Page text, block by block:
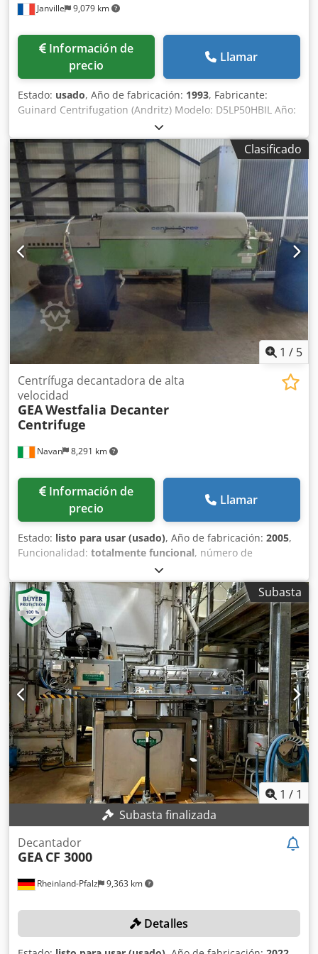
Janville 9,079 km
Información de
precio
Llamar
Estado: usado, Año de fabricación: 1993, Fabricante:
Guinard Centrifugation (Andritz) Modelo: D5LP50HBIL Año:
1993 Tipo: Decantador / separador centrífugo Uso anterior:
lodos Velocidad nominal: 2.700 rpm – Máxima: 3.200 rpm
Diámetro nominal: 520 mm Potencia: 45 kW Sistema de
extracción/bombeo de descarga Informe de inspección de
12.000 h: disponible (29/01/2021) Dedpfjx R A A Aex Abpeck
Clasificado
1 / 5
Navan 8,291 km
Centrífuga decantadora de alta
velocidad
GEAWestfalia Decanter
Centrifuge
Información de
precio
Llamar
Estado: listo para usar (usado), Año de fabricación: 2005,
Funcionalidad: totalmente funcional, número de
, 🔧 Características principales
Operación continua: Diseñado para un procesamiento
ininterrumpido, garantizando una separación eficiente de
sólidos y líquidos. Alta eficiencia de separación: Capaz de
lograr una separación significativa de sólidos, aceite y
agua, con capacidades de hasta 30 m³/h, según el modelo.
Construcción robusta: Fabricado con materiales
duraderos, como acero inoxidable 304 para las piezas en
contacto con el producto, lo que garantiza una larga vida
útil y resistencia a la corrosión. Dcedpfx Abewnx Ngspsk
Sistemas de control avanzados: Equipado con paneles de
control PLC con interfaces intuitivas para una operación y
supervisión precisas.
Subasta
1 / 1
Subasta finalizada
Rheinland-Pfalz 9,363 km
Decantador
GEA CF 3000
Detalles